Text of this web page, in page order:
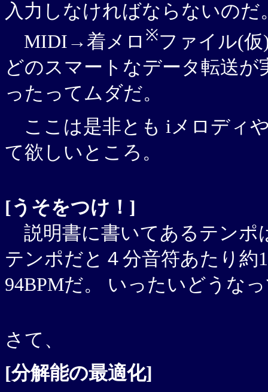
入力しなければならないのだ
MIDI→着メロ ※ファイル(
どのスマートなデータ転送
ったってムダだ。
ここは是非とも iメロディ
て欲しいところ。
[うそをつけ！]
説明書に書いてあるテンポ
テンポだと４分音符あたり約
94BPMだ。 いったいどうな
さて、
[分解能の最適化]